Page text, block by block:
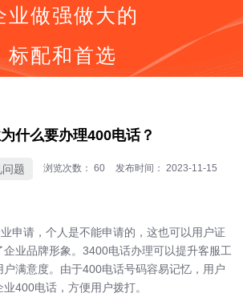
受理中心
台技术服务商
业做强做大的
标配和首选
什么要办理400电话？
题 浏览次数： 60 发布时间： 2023-11-15
申请，个人是不能申请的，这也可以用户证
业品牌形象。3400电话办理可以提升客服工
满意度。由于400电话号码容易记忆，用户
400电话，方便用户拨打。